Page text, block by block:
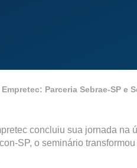
Empretec: Parceria Sebrae-SP e
concluiu sua jornada na
SP, o seminário